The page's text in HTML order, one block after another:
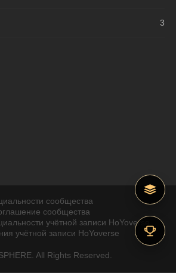
3
сообщества
сообщества
учётной записи HoYoverse
учётной записи HoYoverse
All Rights Reserved.